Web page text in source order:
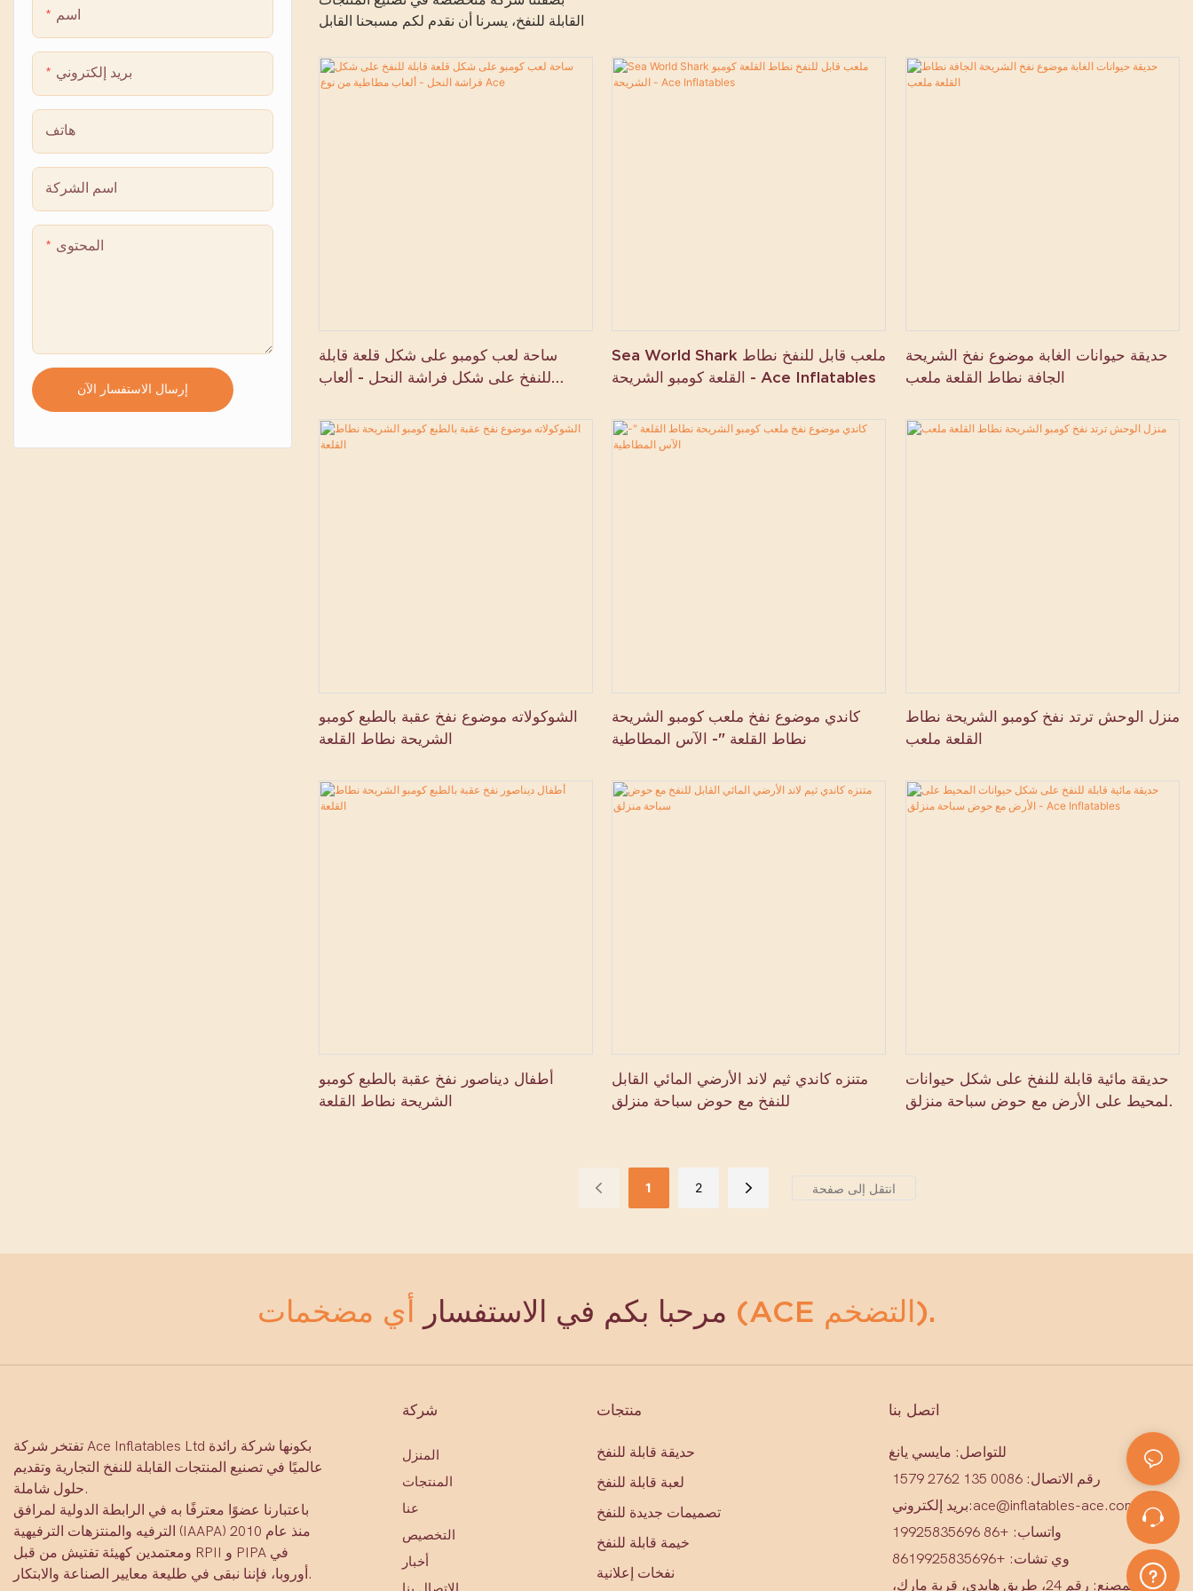
اسم
بريد إلكتروني
هاتف
اسم الشركة
المحتوى
إرسال الاستفسار الآن
القابلة للنفخ، يسرنا أن نقدم لكم مسبحنا القابل
مبتكر يجمع بين مسبح وأريكة استرخاء مدمجة،
مصمم لتوفير أقصى درجات الاسترخاء والمتعة.
المثالي!
ساحة لعب كومبو على شكل قلعة قابلة
للنفخ على شكل فراشة النحل - ألعاب
Sea World Shark ملعب قابل للنفخ نطاط
القلعة كومبو الشريحة - Ace Inflatables
حديقة حيوانات الغابة موضوع نفخ الشريحة
الجافة نطاط القلعة ملعب
الشوكولاته موضوع نفخ عقبة بالطبع كومبو
الشريحة نطاط القلعة
كاندي موضوع نفخ ملعب كومبو الشريحة
نطاط القلعة "- الآس المطاطية
منزل الوحش ترتد نفخ كومبو الشريحة نطاط
القلعة ملعب
أطفال ديناصور نفخ عقبة بالطبع كومبو
الشريحة نطاط القلعة
متنزه كاندي ثيم لاند الأرضي المائي القابل
للنفخ مع حوض سباحة منزلق
حديقة مائية قابلة للنفخ على شكل حيوانات
المحيط على الأرض مع حوض سباحة منزلق
1 2
مرحبا بكم في الاستفسار أي مضخمات (ACE التضخم).
تفتخر شركة Ace Inflatables Ltd بكونها شركة رائدة
عالميًا في تصنيع المنتجات القابلة للنفخ التجارية وتقديم
حلول شاملة.
باعتبارنا عضوًا معترفًا به في الرابطة الدولية لمرافق
الترفيه والمنتزهات الترفيهية (IAAPA) منذ عام 2010
ومعتمدين كهيئة تفتيش من قبل RPII و PIPA في
أوروبا، فإننا نبقى في طليعة معايير الصناعة والابتكار.
شركة
المنزل
المنتجات
عنا
التخصيص
أخبار
الاتصال بنا
منتجات
حديقة قابلة للنفخ
لعبة قابلة للنفخ
تصميمات جديدة للنفخ
خيمة قابلة للنفخ
نفخات إعلانية
اتصل بنا
للتواصل: مايسي يانغ
رقم الاتصال: 0086 135 2762 1579
بريد إلكتروني:ace@inflatables-ace.com
واتساب: +86 19925835696
وي تشات: +8619925835696